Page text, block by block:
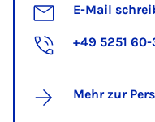
E-Mail
+49 5251 60-
Mehr zur